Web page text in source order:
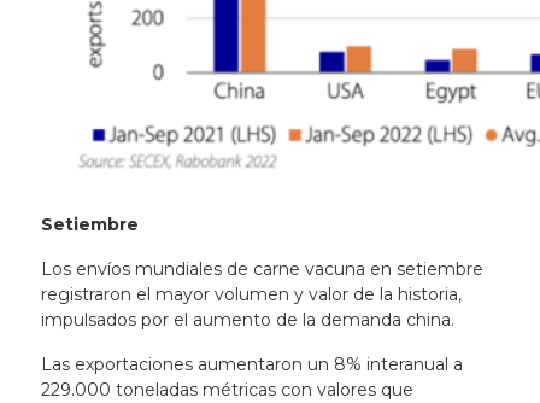
Setiembre
Los envíos mundiales de carne vacuna en setiembre
registraron el mayor volumen y valor de la historia,
impulsados ​​por el aumento de la demanda china.
Las exportaciones aumentaron un 8% interanual a
229.000 toneladas métricas con valores que